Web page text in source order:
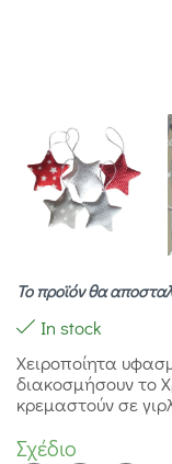
Το προϊόν θα
In stock
Χειροποίητα
διακοσμήσουν το
κρεμαστούν σε
Σχέδιο